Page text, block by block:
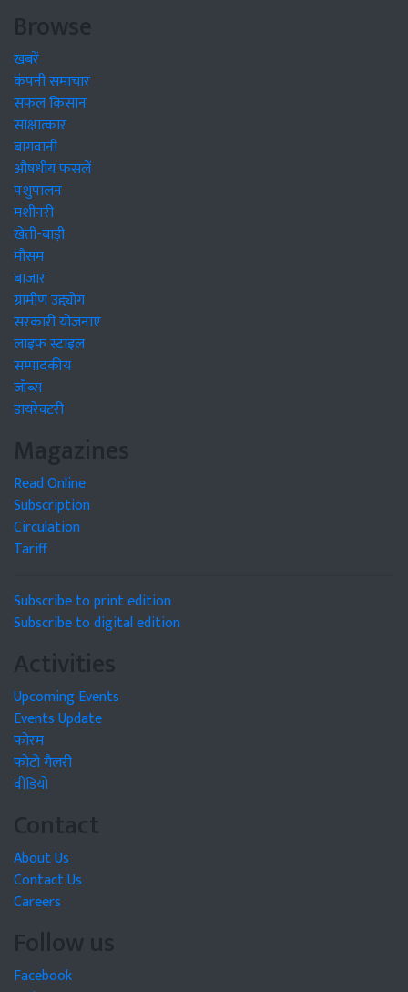
Browse
खबरें
कंपनी समाचार
सफल किसान
साक्षात्कार
बागवानी
औषधीय फसलें
पशुपालन
मशीनरी
खेती-बाड़ी
मौसम
बाजार
ग्रामीण उद्द्योग
सरकारी योजनाएं
लाइफ स्टाइल
सम्पादकीय
जॉब्स
डायरेक्टरी
Magazines
Read Online
Subscription
Circulation
Tariff
Subscribe to print edition
Subscribe to digital edition
Activities
Upcoming Events
Events Update
फोरम
फोटो गैलरी
वीडियो
Contact
About Us
Contact Us
Careers
Follow us
Facebook